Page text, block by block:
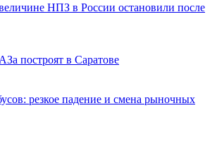
НПЗ в России остановили после
построят в Саратове
резкое падение и смена рыночных